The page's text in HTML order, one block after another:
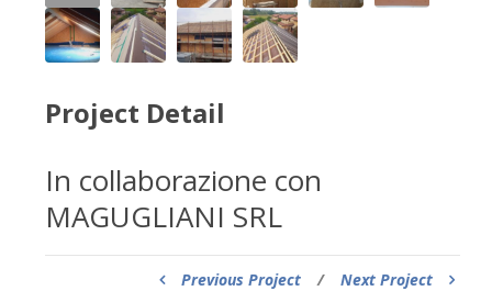
Project Detail
In collaborazione con
MAGUGLIANI SRL
Previous Project / Next Project